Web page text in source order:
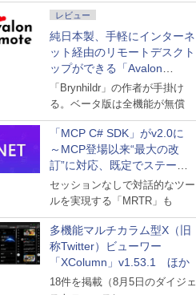
レビュー
純日本製、手軽にインターネ
ット経由のリモートデスクト
ップができる「Avalon
remote」
「Brynhildr」の作者が手掛け
る。ベータ版は全機能が無償
「MCP C# SDK」がv2.0に
～MCP登場以来“最大の改
訂”に対応、既定でステート
レスへ
セッションなしで対話的なツー
ルを実現する「MRTR」も
多機能マルチカラム型X（旧
称Twitter）ビューワー
「XColumn」v1.53.1 ほか
18件を掲載（8月5日のダイジェ